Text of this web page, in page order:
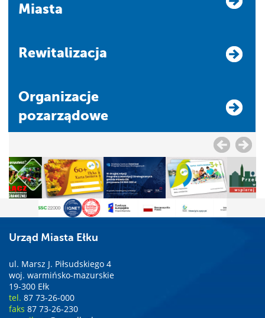
Miasta
Rewitalizacja
Organizacje
pozarządowe
Urząd Miasta Ełku
ul. Marsz J. Piłsudskiego 4
woj. warmińsko-mazurskie
19-300 Ełk
tel. 87 73-26-000
faks 87 73-26-230